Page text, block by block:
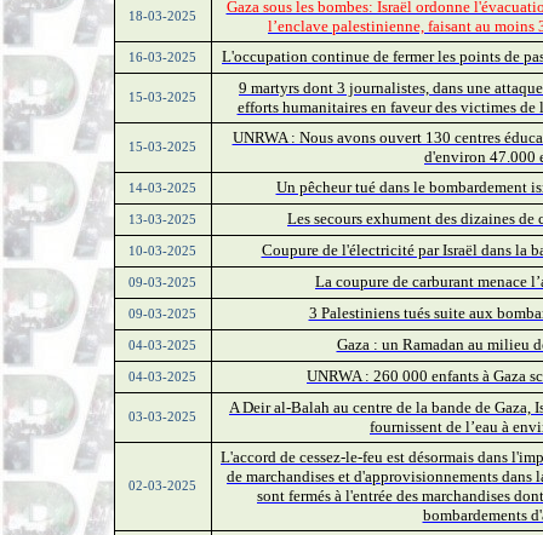
18-03-2025
Gaza sous les bombes: Israël ordonne
l’enclave palestinienne, faisant au moins
16-03-2025 L'occupation continue de fermer les points de
15-03-2025
9 martyrs dont 3 journalistes, dans une
efforts humanitaires en faveur des victimes
15-03-2025
UNRWA : Nous avons ouvert 130 centres
d'environ 47.000
14-03-2025 Un pêcheur tué dans le bombardement
13-03-2025 Les secours exhument des dizaines
10-03-2025 Coupure de l'électricité par Israël dans la
09-03-2025 La coupure de carburant menace
09-03-2025 3 Palestiniens tués suite aux
04-03-2025 Gaza : un Ramadan au milieu
04-03-2025 UNRWA : 260 000 enfants à Gaza
03-03-2025
A Deir al-Balah au centre de la bande de Gaza,
fournissent de l’eau à
02-03-2025
L'accord de cessez-le-feu est désormais dans
de marchandises et d'approvisionnements dans
sont fermés à l'entrée des marchandises
bombardements